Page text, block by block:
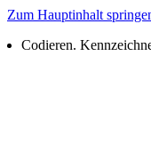
Zum Hauptinhalt
Codieren.